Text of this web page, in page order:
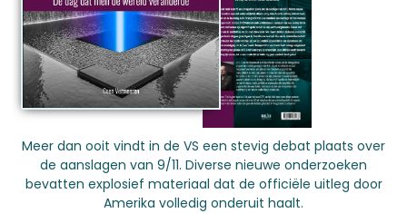
Meer dan ooit vindt in de VS een stevig debat plaats over
de aanslagen van 9/11. Diverse nieuwe onderzoeken
bevatten explosief materiaal dat de officiële uitleg door
Amerika volledig onderuit haalt.